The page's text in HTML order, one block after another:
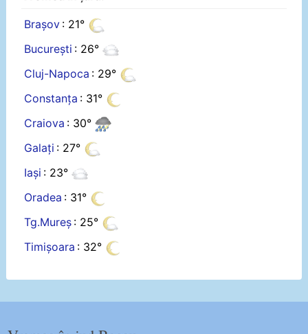
Brașov : 21°
București : 26°
Cluj-Napoca : 29°
Constanța : 31°
Craiova : 30°
Galați : 27°
Iași : 23°
Oradea : 31°
Tg.Mureș : 25°
Timișoara : 32°